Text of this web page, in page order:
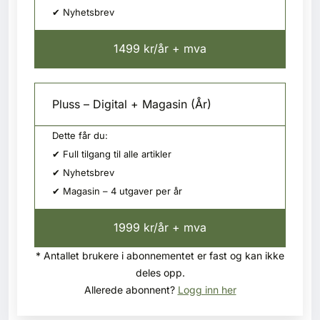
✔ Nyhetsbrev
1499 kr/år + mva
Pluss – Digital + Magasin (År)
Dette får du:
✔ Full tilgang til alle artikler
✔ Nyhetsbrev
✔ Magasin – 4 utgaver per år
1999 kr/år + mva
* Antallet brukere i abonnementet er fast og kan ikke
deles opp.
Allerede abonnent? Logg inn her